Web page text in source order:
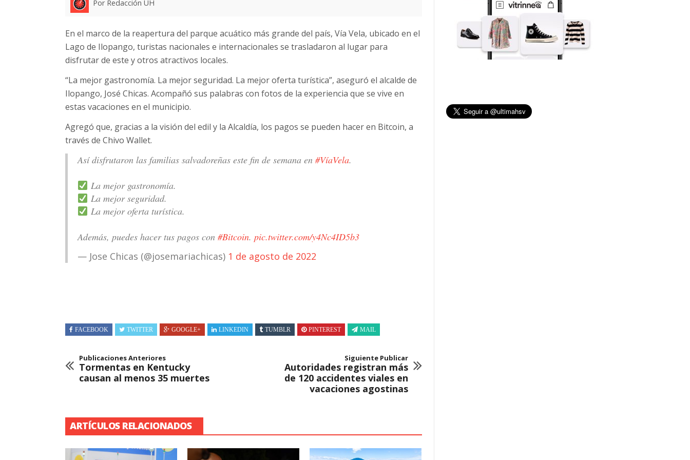
Por Redacción UH
En el marco de la reapertura del parque acuático más grande del país, Vía Vela, ubicado en el
Lago de Ilopango, turistas nacionales e internacionales se trasladaron al lugar para
disfrutar de este y otros atractivos locales.
“La mejor gastronomía. La mejor seguridad. La mejor oferta turística”, aseguró el alcalde de
Ilopango, José Chicas. Acompañó sus palabras con fotos de la experiencia que se vive en
estas vacaciones en el municipio.
Agregó que, gracias a la visión del edil y la Alcaldía, los pagos se pueden hacer en Bitcoin, a
través de Chivo Wallet.
Así disfrutaron las familias salvadoreñas este fin de semana en #VíaVela.
La mejor gastronomía.
La mejor seguridad.
La mejor oferta turística.
Además, puedes hacer tus pagos con #Bitcoin. pic.twitter.com/y4Nc4ID5b3
— Jose Chicas (@josemariachicas) 1 de agosto de 2022
FACEBOOK TWITTER GOOGLE+ LINKEDIN TUMBLR PINTEREST MAIL
Publicaciones Anteriores
Tormentas en Kentucky
causan al menos 35 muertes
Siguiente Publicar
Autoridades registran más
de 120 accidentes viales en
vacaciones agostinas
ARTÍCULOS RELACIONADOS